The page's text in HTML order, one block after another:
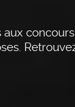
aux